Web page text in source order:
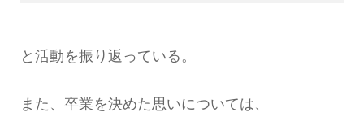
と活動を振り返っている。
また、卒業を決めた思いについては、